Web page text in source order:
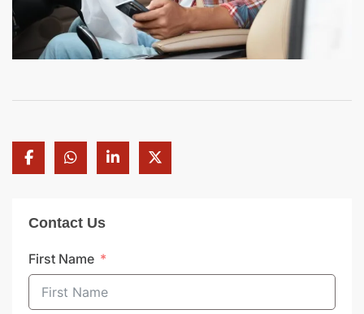
Contact Us
First Name